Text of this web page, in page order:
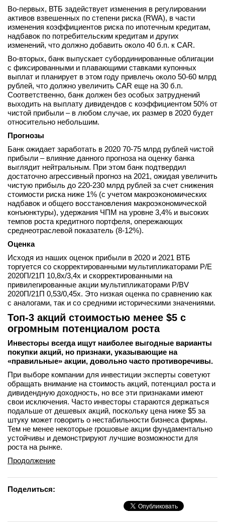
Во-первых, ВТБ задействует изменения в регулировании
активов взвешенных по степени риска (RWA), в части
изменения коэффициентов риска по ипотечным кредитам,
надбавок по потребительским кредитам и других
изменений, что должно добавить около 40 б.п. к CAR.
Во-вторых, банк выпускает субординированные облигации
с фиксированными и плавающими ставками купонных
выплат и планирует в этом году привлечь около 50-60 млрд
рублей, что должно увеличить CAR еще на 30 б.п.
Соответственно, банк должен без особых затруднений
выходить на выплату дивидендов с коэффициентом 50% от
чистой прибыли – в любом случае, их размер в 2020 будет
относительно небольшим.
Прогнозы
Банк ожидает заработать в 2020 70-75 млрд рублей чистой
прибыли – влияние данного прогноза на оценку банка
выглядит нейтральным. При этом банк подтвердил
достаточно агрессивный прогноз на 2021, ожидая увеличить
чистую прибыль до 220-230 млрд рублей за счет снижения
стоимости риска ниже 1% (с учетом макроэкономических
надбавок и общего восстановления макроэкономической
конъюнктуры), удержания ЧПМ на уровне 3,4% и высоких
темпов роста кредитного портфеля, опережающих
среднеотраслевой показатель (8-12%).
Оценка
Исходя из наших оценок прибыли в 2020 и 2021 ВТБ
торгуется со скорректированными мультипликаторами P/E
2020П/21П 10,8x/3,4x и скорректированными на
привилегированные акции мультипликаторами P/BV
2020П/21П 0,53/0,45x. Это низкая оценка по сравнению как
с аналогами, так и со средними историческими значениями.
Топ-3 акций стоимостью менее $5 с
огромным потенциалом роста
Инвесторы всегда ищут наиболее выгодные варианты
покупки акций, но признаки, указывающие на
«правильные» акции, довольно часто противоречивы.
При выборе компании для инвестиции эксперты советуют
обращать внимание на стоимость акций, потенциал роста и
дивидендную доходность, но все эти признаками имеют
свои исключения. Часто инвесторы стараются держаться
подальше от дешевых акций, поскольку цена ниже $5 за
штуку может говорить о нестабильности бизнеса фирмы.
Тем не менее некоторые грошовые акции фундаментально
устойчивы и демонстрируют лучшие возможности для
роста на рынке.
Продолжение
Поделиться: